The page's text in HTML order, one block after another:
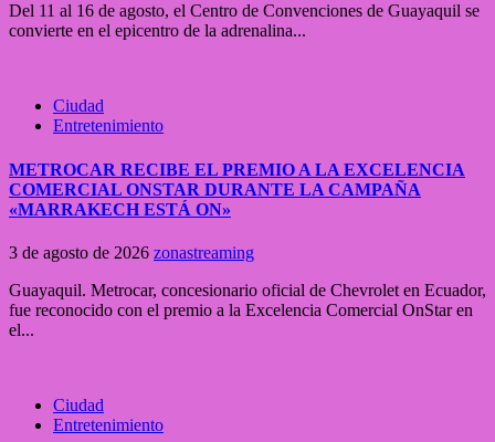
Del 11 al 16 de agosto, el Centro de Convenciones de Guayaquil se
convierte en el epicentro de la adrenalina...
Ciudad
Entretenimiento
METROCAR RECIBE EL PREMIO A LA EXCELENCIA
COMERCIAL ONSTAR DURANTE LA CAMPAÑA
«MARRAKECH ESTÁ ON»
3 de agosto de 2026 zonastreaming
Guayaquil. Metrocar, concesionario oficial de Chevrolet en Ecuador,
fue reconocido con el premio a la Excelencia Comercial OnStar en
el...
Ciudad
Entretenimiento